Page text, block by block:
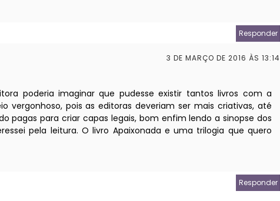
Responder
3 DE MARÇO DE 2016 ÀS 13:14
poderia imaginar que pudesse existir tantos livros com a
vergonhoso, pois as editoras deveriam ser mais criativas, até
pagas para criar capas legais, bom enfim lendo a sinopse dos
pela leitura. O livro Apaixonada e uma trilogia que quero
Responder